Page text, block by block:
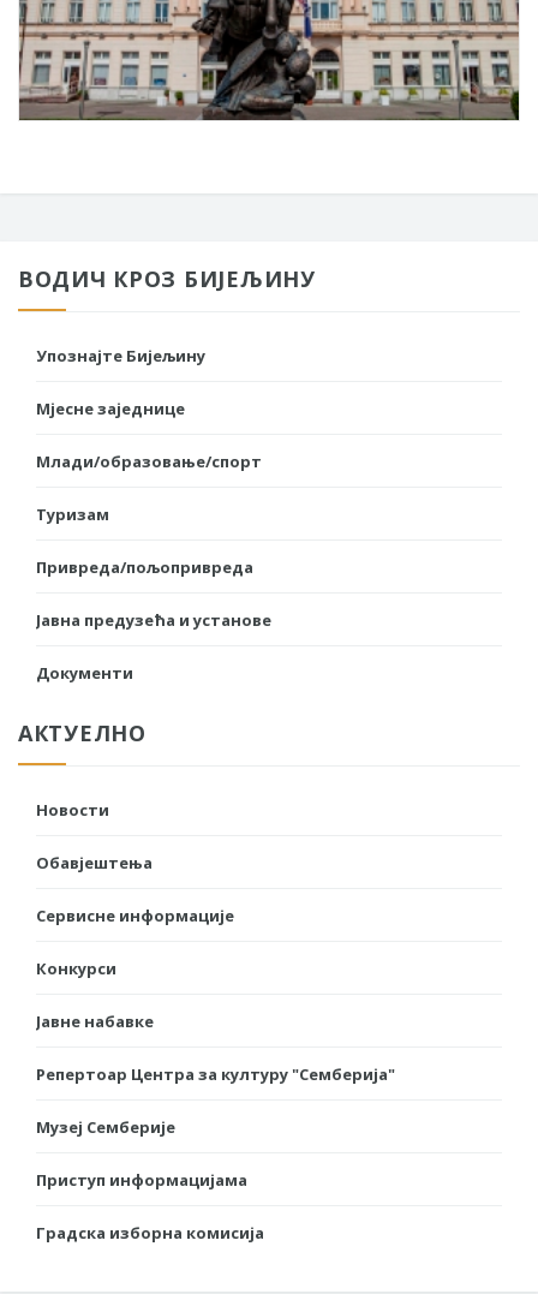
ВОДИЧ КРОЗ БИЈЕЉИНУ
Упознајте Бијељину
Мјесне заједнице
Млади/образовање/спорт
Туризам
Привреда/пољопривреда
Јавна предузећа и установе
Документи
АКТУЕЛНО
Новости
Обавјештења
Сервисне информације
Конкурси
Јавне набавке
Репертоар Центра за културу "Семберија"
Музеј Семберије
Приступ информацијама
Градска изборна комисија